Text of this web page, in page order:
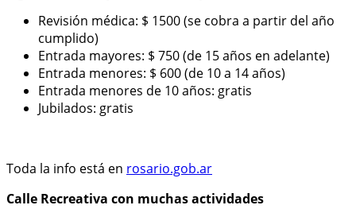
Revisión médica: $ 1500 (se cobra a partir del año
cumplido)
Entrada mayores: $ 750 (de 15 años en adelante)
Entrada menores: $ 600 (de 10 a 14 años)
Entrada menores de 10 años: gratis
Jubilados: gratis
Toda la info está en rosario.gob.ar
Calle Recreativa con muchas actividades